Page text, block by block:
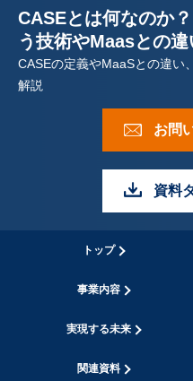
を
表
示
CASEとは何なのか
う技術やMaasとの
CASEの定義やMaaSとの違い
解説
お問
資料
トップ
事業内容
実現する未来
関連資料